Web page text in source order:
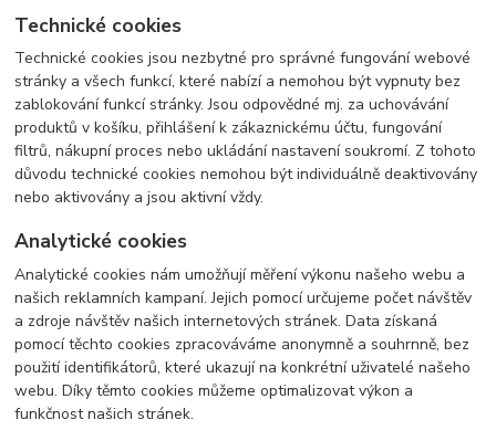
Technické cookies
Technické cookies jsou nezbytné pro správné fungování webové
stránky a všech funkcí, které nabízí a nemohou být vypnuty bez
zablokování funkcí stránky. Jsou odpovědné mj. za uchovávání
produktů v košíku, přihlášení k zákaznickému účtu, fungování
filtrů, nákupní proces nebo ukládání nastavení soukromí. Z tohoto
důvodu technické cookies nemohou být individuálně deaktivovány
nebo aktivovány a jsou aktivní vždy.
Analytické cookies
Analytické cookies nám umožňují měření výkonu našeho webu a
našich reklamních kampaní. Jejich pomocí určujeme počet návštěv
a zdroje návštěv našich internetových stránek. Data získaná
pomocí těchto cookies zpracováváme anonymně a souhrnně, bez
použití identifikátorů, které ukazují na konkrétní uživatelé našeho
webu. Díky těmto cookies můžeme optimalizovat výkon a
funkčnost našich stránek.